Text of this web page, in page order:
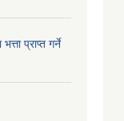
प्राप्त गर्ने